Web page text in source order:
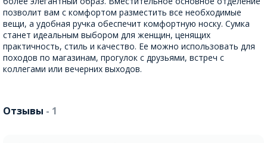
позволит вам с комфортом разместить все необходимые
вещи, а удобная ручка обеспечит комфортную носку. Сумка
станет идеальным выбором для женщин, ценящих
практичность, стиль и качество. Ее можно использовать для
походов по магазинам, прогулок с друзьями, встреч с
коллегами или вечерних выходов.
Отзывы - 1